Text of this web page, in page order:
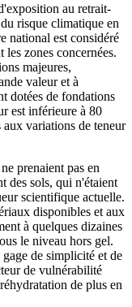
au retrait-
risque climatique en
national est considéré
les zones concernées.
majeures,
valeur et à
dotées de fondations
est inférieure à 80
variations de teneur
prenaient pas en
des sols, qui n'étaient
scientifique actuelle.
disponibles et aux
à quelques dizaines
le niveau hors gel.
de simplicité et de
de vulnérabilité
de plus en